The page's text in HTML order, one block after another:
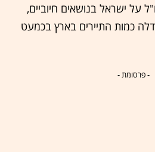
על ישראל בנושאים חיוביים,
כמות התיירים בארץ בכמעט
- פרסומת -